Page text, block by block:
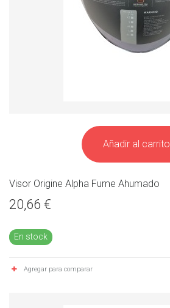
Añadir al carrito
Visor Origine Alpha Fume Ahumado
20,66 €
En stock
Agregar para comparar